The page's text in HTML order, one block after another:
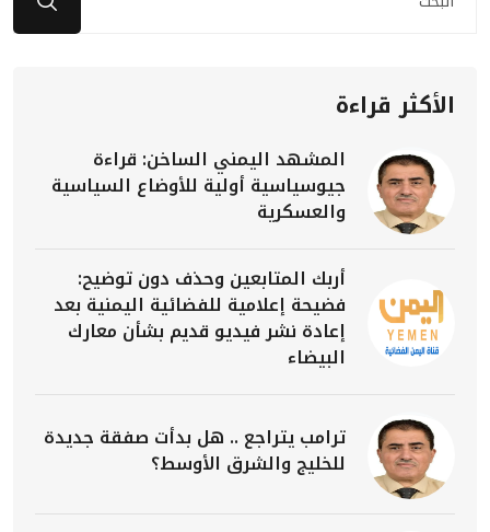
الأكثر قراءة
المشهد اليمني الساخن: قراءة
جيوسياسية أولية للأوضاع السياسية
والعسكرية
أربك المتابعين وحذف دون توضيح:
فضيحة إعلامية للفضائية اليمنية بعد
إعادة نشر فيديو قديم بشأن معارك
البيضاء
ترامب يتراجع .. هل بدأت صفقة جديدة
للخليج والشرق الأوسط؟